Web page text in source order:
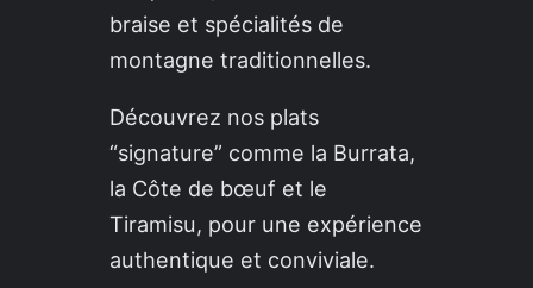
braise et spécialités de
montagne traditionnelles.
Découvrez nos plats
“signature” comme la Burrata,
la Côte de bœuf et le
Tiramisu, pour une expérience
authentique et conviviale.